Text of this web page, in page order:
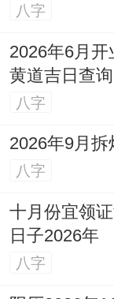
八字
2026年6月
黄道吉日查询
八字
2026年9月拆
八字
十月份宜领
日子2026年
八字